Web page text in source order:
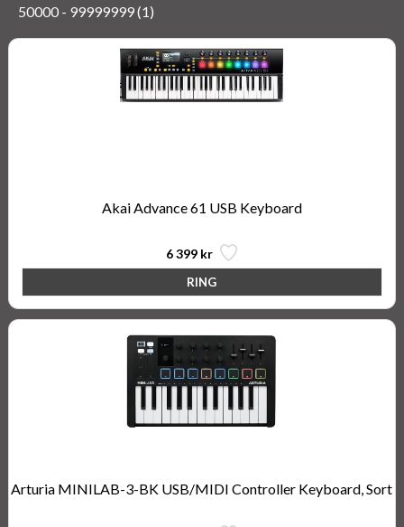
50000 - 99999999 (1)
Akai Advance 61 USB Keyboard
6 399 kr
Arturia MINILAB-3-BK USB/MIDI Controller Keyboard, Sort